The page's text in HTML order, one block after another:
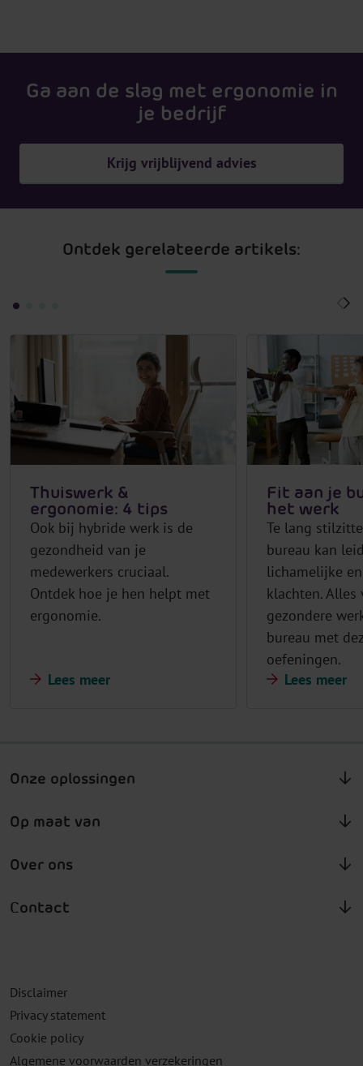
Ga aan de slag met ergonomie in
je bedrijf
Krijg vrijblijvend advies
Ontdek gerelateerde artikels:
Thuiswerk &
ergonomie: 4 tips
Ook bij hybride werk is de
gezondheid van je
medewerkers cruciaal.
Ontdek hoe je hen helpt met
ergonomie.
Lees meer
Fit aan je
het werk
Te lang
bureau kan
lichamelijke
klachten. Alles
gezondere
bureau met
oefeningen.
Lees meer
Onze oplossingen
Op maat van
Over ons
Contact
Disclaimer
Privacy statement
Cookie policy
Algemene voorwaarden verzekeringen